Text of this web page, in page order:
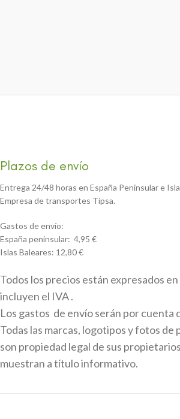
Plazos de envío
Entrega 24/48 horas en España Peninsular e
Empresa de transportes Tipsa.
Gastos de envío:
España peninsular: 4,95 €
Islas Baleares: 12,80 €
Todos los precios están expresados
incluyen el IVA .
Los gastos de envío serán por cuenta
Todas las marcas, logotipos y fotos de
son propiedad legal de sus
muestran a título informativo.